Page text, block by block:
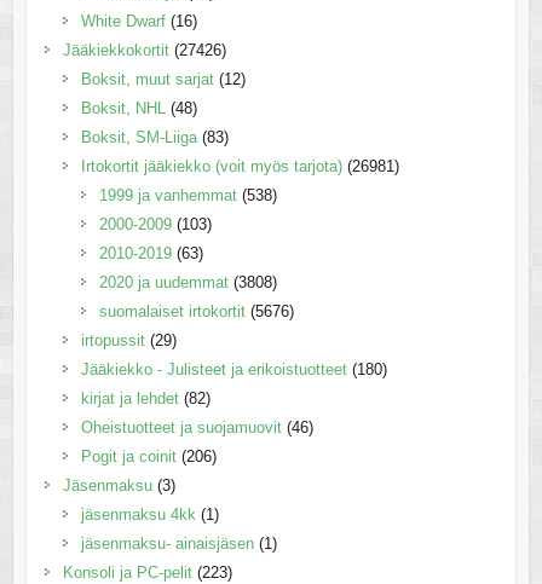
White Dwarf (16)
Jääkiekkokortit (27426)
Boksit, muut sarjat (12)
Boksit, NHL (48)
Boksit, SM-Liiga (83)
Irtokortit jääkiekko (voit myös tarjota) (26981)
1999 ja vanhemmat (538)
2000-2009 (103)
2010-2019 (63)
2020 ja uudemmat (3808)
suomalaiset irtokortit (5676)
irtopussit (29)
Jääkiekko - Julisteet ja erikoistuotteet (180)
kirjat ja lehdet (82)
Oheistuotteet ja suojamuovit (46)
Pogit ja coinit (206)
Jäsenmaksu (3)
jäsenmaksu 4kk (1)
jäsenmaksu- ainaisjäsen (1)
Konsoli ja PC-pelit (223)